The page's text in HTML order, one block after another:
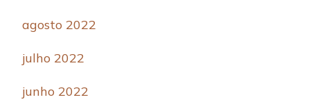
agosto 2022
julho 2022
junho 2022